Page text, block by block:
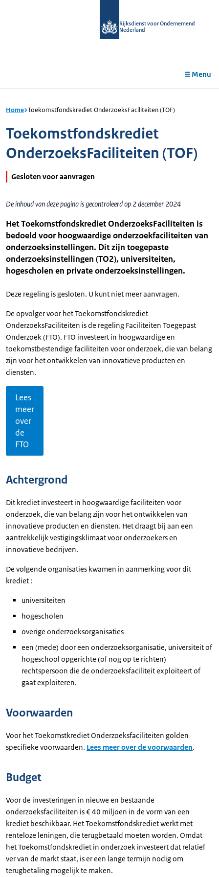
Rijksdienst voor Ondernemend
Nederland
Menu
Home Toekomstfondskrediet OnderzoeksFaciliteiten (TOF)
Toekomstfondskrediet
OnderzoeksFaciliteiten (TOF)
Gesloten voor aanvragen
De inhoud van deze pagina is gecontroleerd op 2 december 2024
Het Toekomstfondskrediet OnderzoeksFaciliteiten is
bedoeld voor hoogwaardige onderzoekfaciliteiten van
onderzoeksinstellingen. Dit zijn toegepaste
onderzoeksinstellingen (TO2), universiteiten,
hogescholen en private onderzoeksinstellingen.
Deze regeling is gesloten. U kunt niet meer aanvragen.
De opvolger voor het Toekomstfondskrediet
OnderzoeksFaciliteiten is de regeling Faciliteiten Toegepast
Onderzoek (FTO). FTO investeert in hoogwaardige en
toekomstbestendige faciliteiten voor onderzoek, die van belang
zijn voor het ontwikkelen van innovatieve producten en
diensten.
Lees
meer
over
de
FTO
Achtergrond
Dit krediet investeert in hoogwaardige faciliteiten voor
onderzoek, die van belang zijn voor het ontwikkelen van
innovatieve producten en diensten. Het draagt bij aan een
aantrekkelijk vestigingsklimaat voor onderzoekers en
innovatieve bedrijven.
De volgende organisaties kwamen in aanmerking voor dit
krediet :
universiteiten
hogescholen
overige onderzoeksorganisaties
een (mede) door een onderzoeksorganisatie, universiteit of
hogeschool opgerichte (of nog op te richten)
rechtspersoon die de onderzoeksfaciliteit exploiteert of
gaat exploiteren.
Voorwaarden
Voor het Toekomstkrediet Onderzoeksfaciliteiten golden
specifieke voorwaarden. Lees meer over de voorwaarden.
Budget
Voor de investeringen in nieuwe en bestaande
onderzoeksfaciliteiten is € 40 miljoen in de vorm van een
krediet beschikbaar. Het Toekomstfondskrediet werkt met
renteloze leningen, die terugbetaald moeten worden. Omdat
het Toekomstfondskrediet in onderzoek investeert dat relatief
ver van de markt staat, is er een lange termijn nodig om
terugbetaling mogelijk te maken.